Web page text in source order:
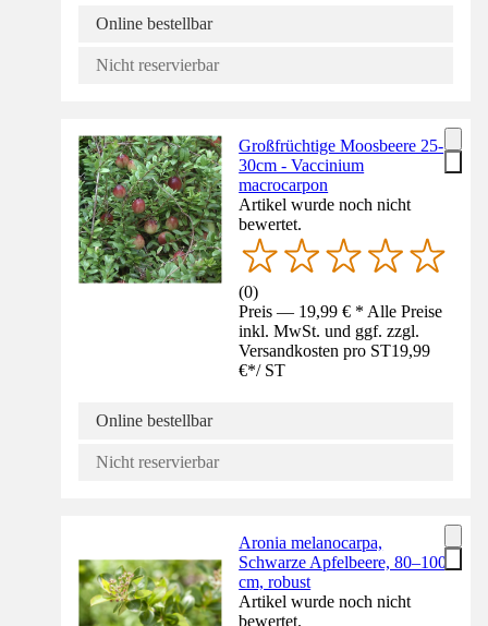
Online bestellbar
Nicht reservierbar
Großfrüchtige Moosbeere 25-
30cm - Vaccinium
macrocarpon
Artikel wurde noch nicht
bewertet.
(0)
Preis — 19,99 € * Alle Preise
inkl. MwSt. und ggf. zzgl.
Versandkosten pro ST19,99
€*/ ST
Online bestellbar
Nicht reservierbar
Aronia melanocarpa,
Schwarze Apfelbeere, 80–100
cm, robust
Artikel wurde noch nicht
bewertet.